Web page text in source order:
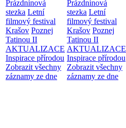
Prázdninová
stezka Letní
filmový festival
Krašov Poznej
Tatinou II
AKTUALIZACE
Inspirace přírodou
Zobrazit všechny
záznamy ze dne
Prázdninová
stezka Letní
filmový festival
Krašov Poznej
Tatinou II
AKTUALIZACE
Inspirace přírodou
Zobrazit všechny
záznamy ze dne